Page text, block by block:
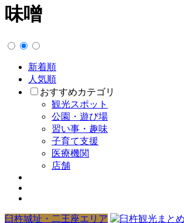
味噌
新着順
人気順
おすすめカテゴリ
観光スポット
公園・遊び場
習い事・趣味
子育て支援
医療機関
店舗
臼杵城址・二王座エリア